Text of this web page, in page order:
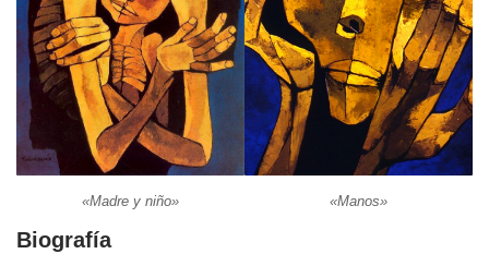
«Madre y niño» «Manos»
Biografía